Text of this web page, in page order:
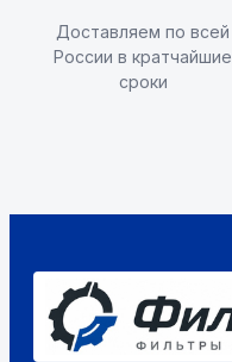
Доставляем по всей
России в кратчайшие
сроки